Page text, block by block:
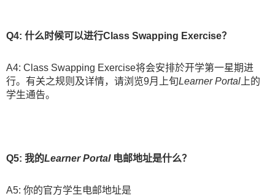
Q4: 什么时候可以进行Class Swapping Exercise？
A4: Class Swapping Exercise将会安排於开学第一星期进
行。有关之规则及详情，请浏览9月上旬Learner Portal 上的
学生通告。
Q5: 我的Learner Portal电邮地址​是什么？
A5: 你的官方学生电邮地址是